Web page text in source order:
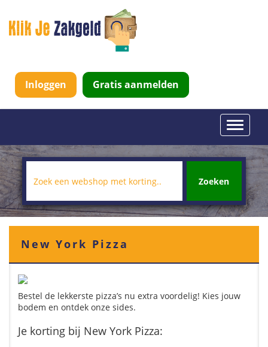
Inloggen Gratis aanmelden
Toggle
Zoeken
New York Pizza
Bestel de lekkerste pizza’s nu extra voordelig! Kies jouw
bodem en ontdek onze sides.
Je korting bij New York Pizza: